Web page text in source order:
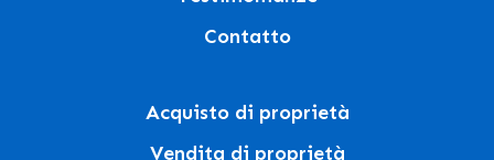
Contatto
Acquisto di proprietà
Vendita di proprietà